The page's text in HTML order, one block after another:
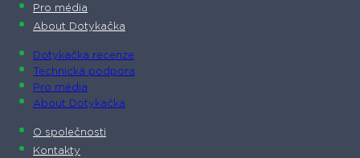
Pro média
About Dotykačka
Dotykačka recenze
Technická podpora
Pro média
About Dotykačka
O společnosti
Kontakty